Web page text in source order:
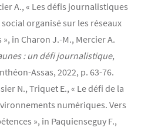
A., « Les défis journalistiques
organisé sur les réseaux
in Charon J.-M., Mercier A.
: un défi journalistique,
Assas, 2022, p. 63-76.
N., Triquet E., « Le défi de la
numériques. Vers
», in Paquienseguy F.,